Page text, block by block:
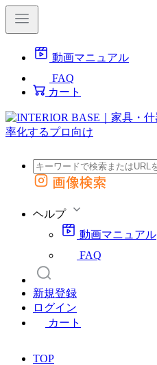
動画マニュアル
FAQ
カート
外部サイトの商品をカートに追加
画像検索
ヘルプ
動画マニュアル
FAQ
新規登録
ログイン
カート
TOP